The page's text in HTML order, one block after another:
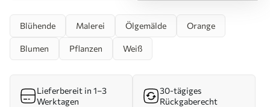
Blühende Malerei Ölgemälde Orange
Blumen Pflanzen Weiß
Lieferbereit in 1–3
Werktagen
30-tägiges
Rückgaberecht